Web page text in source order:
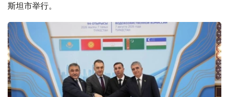
斯坦市举行。